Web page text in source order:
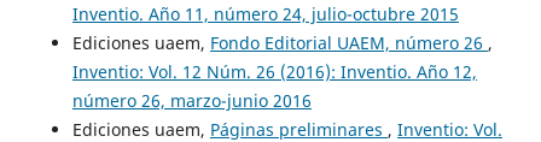
Inventio. Año 11, número 24, julio-octubre 2015
Ediciones uaem, Fondo Editorial UAEM, número 26 ,
Inventio: Vol. 12 Núm. 26 (2016): Inventio. Año 12,
número 26, marzo-junio 2016
Ediciones uaem, Páginas preliminares , Inventio: Vol.